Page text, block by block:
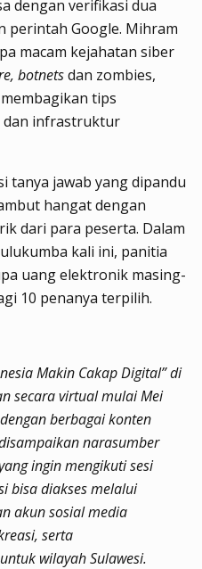
dengan verifikasi dua
perintah Google. Mihram
macam kejahatan siber
botnetsdan zombies,
tips
dan infrastruktur
tanya jawab yang dipandu
hangat dengan
dari para peserta. Dalam
kali ini, panitia
uang elektronik masing-
10 penanya terpilih.
Makin Cakap Digital” di
secara virtual mulai Mei
berbagai konten
narasumber
ingin mengikuti sesi
bisa diakses melalui
akun sosial media
serta
wilayah Sulawesi.